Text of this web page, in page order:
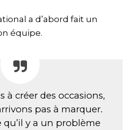
a d’abord fait un
équipe.
à créer des occasions,
pas à marquer.
qu’il y a un problème